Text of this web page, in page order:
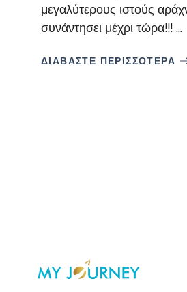
μεγαλύτερους ιστούς
συνάντησει μέχρι τώρα!!! ...
ΔΙΑΒΑΣΤΕ ΠΕΡΙΣΣΟΤΕΡΑ